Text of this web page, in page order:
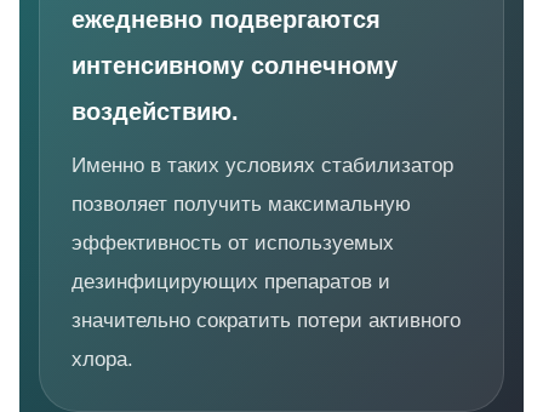
ежедневно подвергаются
интенсивному солнечному
воздействию.
Именно в таких условиях стабилизатор
позволяет получить максимальную
эффективность от используемых
дезинфицирующих препаратов и
значительно сократить потери активного
хлора.